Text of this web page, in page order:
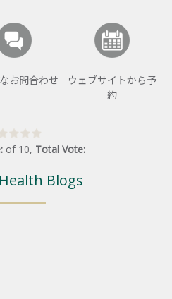
お問合わせ
ウェブサイトから予
約
of 10, Total Vote:
Blogs